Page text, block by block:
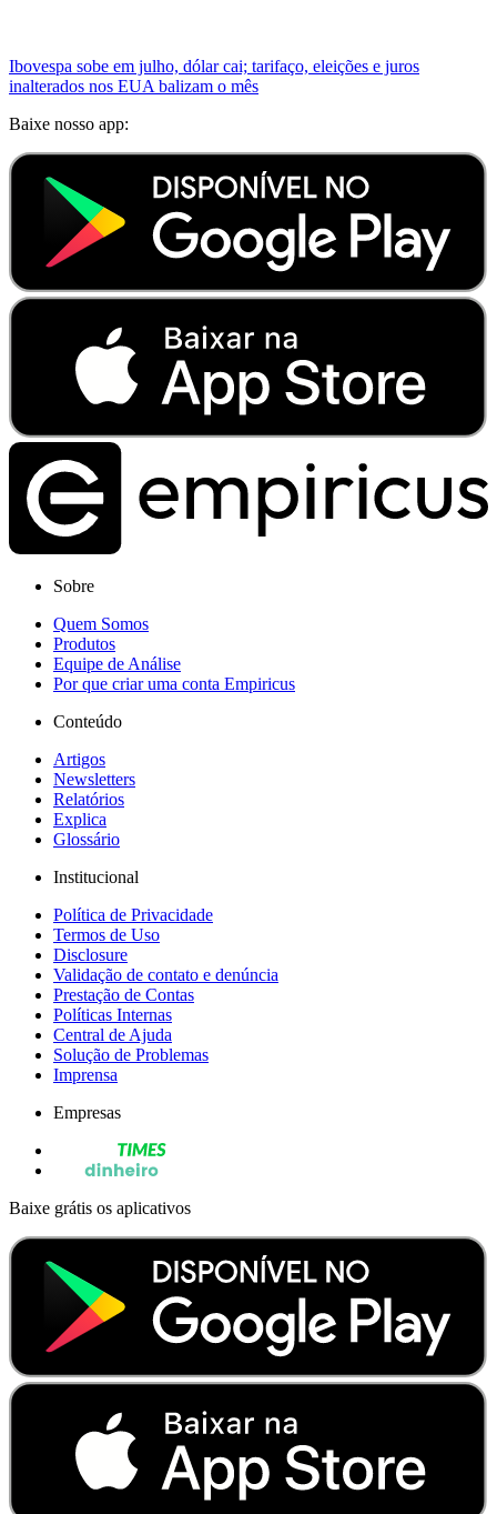
Ibovespa sobe em julho, dólar cai; tarifaço, eleições e juros
inalterados nos EUA balizam o mês
Baixe nosso app:
Sobre
Quem Somos
Produtos
Equipe de Análise
Por que criar uma conta Empiricus
Conteúdo
Artigos
Newsletters
Relatórios
Explica
Glossário
Institucional
Política de Privacidade
Termos de Uso
Disclosure
Validação de contato e denúncia
Prestação de Contas
Políticas Internas
Central de Ajuda
Solução de Problemas
Imprensa
Empresas
Baixe grátis os aplicativos